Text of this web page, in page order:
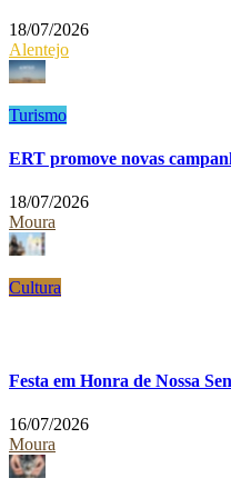
18/07/2026
Alentejo
Turismo
ERT promove novas
18/07/2026
Moura
Cultura
Festa em Honra de Nossa
16/07/2026
Moura